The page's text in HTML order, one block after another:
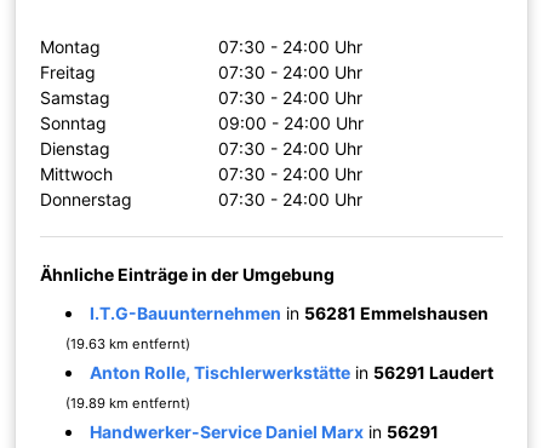
Montag
07:30 - 24:00 Uhr
Freitag
07:30 - 24:00 Uhr
Samstag
07:30 - 24:00 Uhr
Sonntag
09:00 - 24:00 Uhr
Dienstag
07:30 - 24:00 Uhr
Mittwoch
07:30 - 24:00 Uhr
Donnerstag
07:30 - 24:00 Uhr
Ähnliche Einträge in der Umgebung
I.T.G-Bauunternehmen in 56281 Emmelshausen
(19.63 km entfernt)
Anton Rolle, Tischlerwerkstätte in 56291 Laudert
(19.89 km entfernt)
Handwerker-Service Daniel Marx in 56291